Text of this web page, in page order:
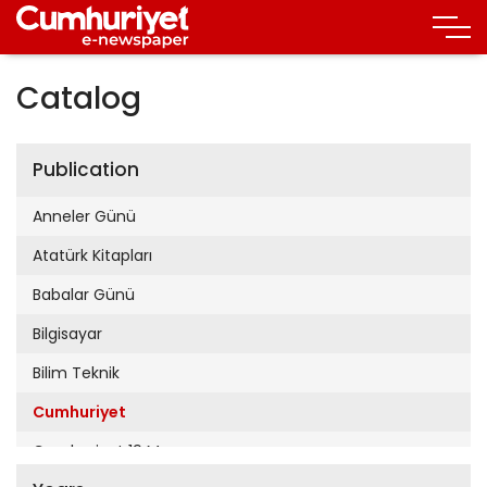
Catalog
Publication
Anneler Günü
Atatürk Kitapları
Babalar Günü
Bilgisayar
Bilim Teknik
Cumhuriyet
Cumhuriyet 19 Mayıs